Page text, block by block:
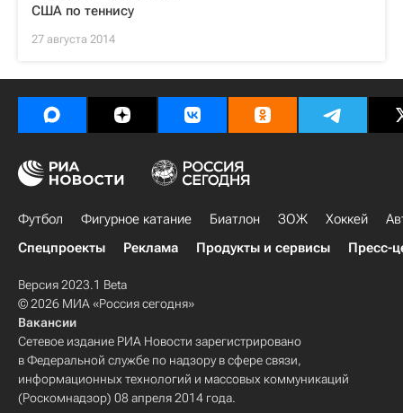
США по теннису
27 августа 2014
Футбол Фигурное катание Биатлон ЗОЖ Хоккей
Спецпроекты
Реклама Продукты и сервисы Пресс-
Версия 2023.1 Beta
© 2026 МИА «Россия сегодня»
Вакансии
Сетевое издание РИА Новости зарегистрировано
в Федеральной службе по надзору в сфере связи,
информационных технологий и массовых коммуникаций
(Роскомнадзор) 08 апреля 2014 года.